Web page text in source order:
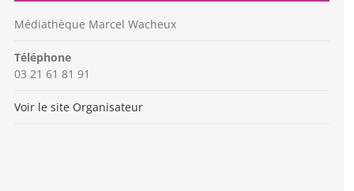
Médiathèque Marcel Wacheux
Téléphone
03 21 61 81 91
Voir le site Organisateur